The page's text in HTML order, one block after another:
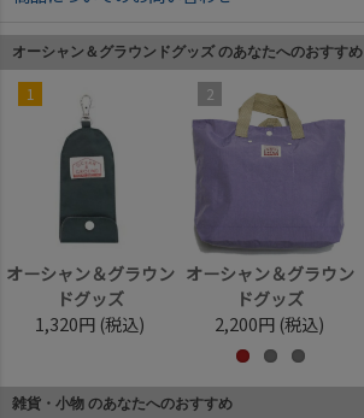
オーシャン＆グラウンドグッズ のあなたへのおすすめ
1
オーシャン＆グラウン
ドグッズ
1,320円 (税込)
2
オーシャン＆グラウン
ドグッズ
2,200円 (税込)
雑貨・小物 のあなたへのおすすめ